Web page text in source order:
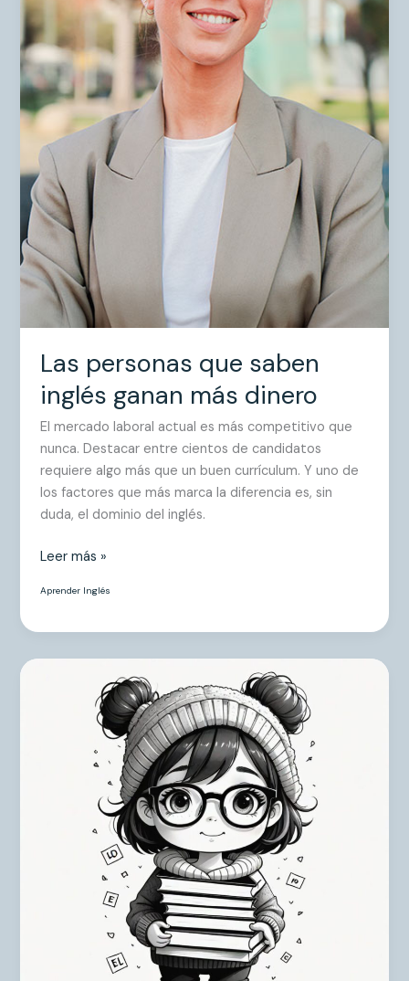
Las personas que saben
inglés ganan más dinero
El mercado laboral actual es más competitivo que
nunca. Destacar entre cientos de candidatos
requiere algo más que un buen currículum. Y uno de
los factores que más marca la diferencia es, sin
duda, el dominio del inglés.
Leer más »
Aprender Inglés
imparable
necesidad
aprender